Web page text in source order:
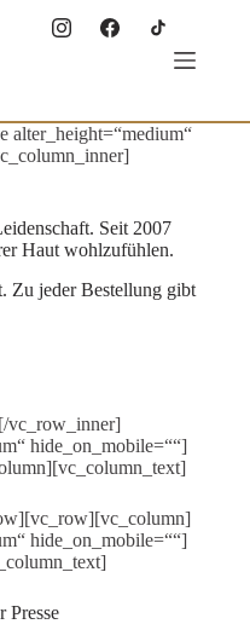
alter_height=“medium“
Seit 2007
Haut wohlzufühlen.
Zu jeder Bestellung gibt
vc_row_inner]
hide_on_mobile=““]
hide_on_mobile=““]